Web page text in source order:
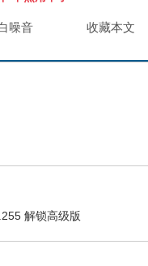
收藏本文
噪音
解锁高级版